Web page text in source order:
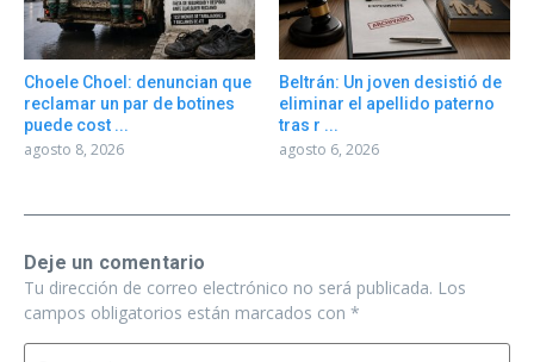
Choele Choel: denuncian que
reclamar un par de botines
puede cost ...
agosto 8, 2026
Beltrán: Un joven desistió de
eliminar el apellido paterno
tras r ...
agosto 6, 2026
Deje un comentario
Tu dirección de correo electrónico no será publicada. Los
campos obligatorios están marcados con *